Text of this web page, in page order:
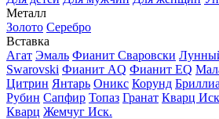
Металл
Золото Серебро
Вставка
Агат Эмаль Фианит Сваровски
Swarovski Фианит AQ Фианит EQ
Цитрин Янтарь Оникс Корунд
Рубин Сапфир Топаз Гранат Кварц
Кварц Жемчуг Иск.